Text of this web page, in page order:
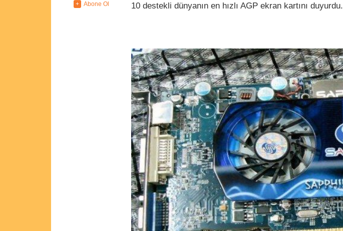
10 destekli dünyanın en hızlı AGP ekran kartını duyurdu.